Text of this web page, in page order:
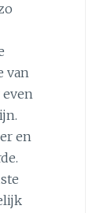
van
even
en